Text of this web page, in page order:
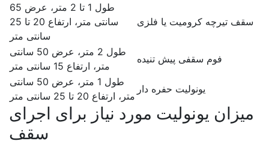
تیرچه کرومیت یا فلزی
طول 1 تا 2 متر، عرض 65
سانتی متر، ارتفاع 20 تا 25
سانتی متر
فوم سقفی پیش تنیده
طول 2 متر، عرض 50 سانتی
متر، ارتفاع 15 سانتی متر
یونولیت حفره دار
طول 1 متر، عرض 50 سانتی
متر، ارتفاع 20 تا 25 سانتی متر
یونولیت مورد نیاز برای اجرای
سقف